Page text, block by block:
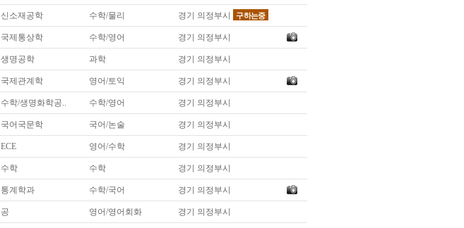
신소재공학 수학/물리 경기 의정부시 구하는중
국제통상학 수학/영어 경기 의정부시
생명공학 과학 경기 의정부시
국제관계학 영어/토익 경기 의정부시
수학/생명화학공.. 수학/영어 경기 의정부시
국어국문학 국어/논술 경기 의정부시
ECE 영어/수학 경기 의정부시
수학 수학 경기 의정부시
통계학과 수학/국어 경기 의정부시
공 영어/영어회화 경기 의정부시